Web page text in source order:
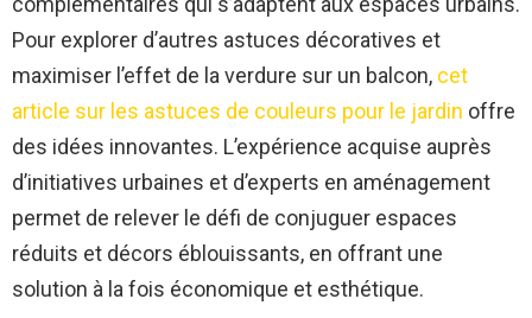
Pour explorer d’autres astuces décoratives et
maximiser l’effet de la verdure sur un balcon, cet
article sur les astuces de couleurs pour le jardin offre
des idées innovantes. L’expérience acquise auprès
d’initiatives urbaines et d’experts en aménagement
permet de relever le défi de conjuguer espaces
réduits et décors éblouissants, en offrant une
solution à la fois économique et esthétique.